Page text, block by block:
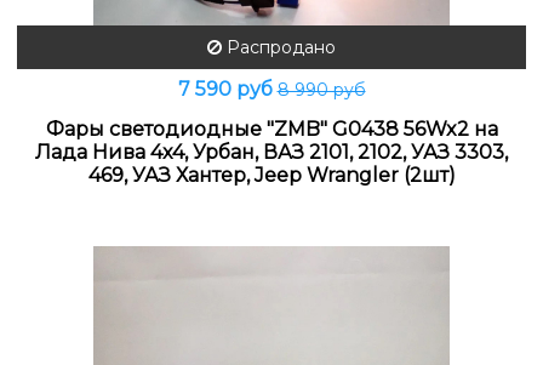
Распродано
7 590 руб8 990 руб
Фары светодиодные "ZMB" G0438 56Wx2 на
Лада Нива 4x4, Урбан, ВАЗ 2101, 2102, УАЗ 3303,
469, УАЗ Хантер, Jeep Wrangler (2шт)